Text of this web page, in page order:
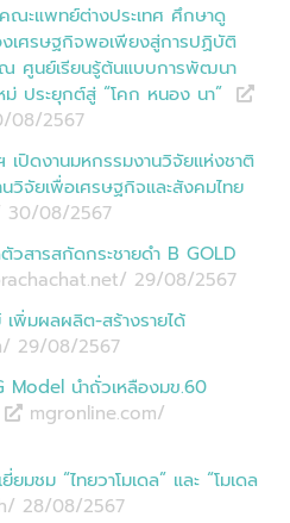
ณะแพทย์ต่างประเทศ ศึกษาดู
เศรษฐกิจพอเพียงสู่การปฏิบัติ
ศูนย์เรียนรู้ต้นแบบการพัฒนา
ประยุกต์สู่ “โคก หนอง นา”
08/2567
เปิดงานมหกรรมงานวิจัยแห่งชาติ
จัยเพื่อเศรษฐกิจและสังคมไทย
30/08/2567
วสารสกัดกระชายดำ B GOLD
29/08/2567
พิ่มผลผลิต-สร้างรายได้
29/08/2567
Model นำถั่วเหลืองมข.60
mgronline.com/
ชม “ไทยวาโมเดล” และ “โมเดล
28/08/2567